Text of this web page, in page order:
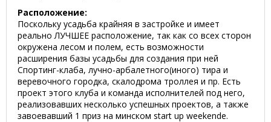
Расположение:
Поскольку усадьба крайняя в застройке и имеет
реально ЛУЧШЕЕ расположение, так как со всех сторон
окружена лесом и полем, есть возможности
расширения базы усадьбы для создания при ней
Спортинг-клаба, лучно-арбалетного(иного) тира и
веревочного городка, cкалодрома троллея и пр. Есть
проект этого клуба и команда исполнителей под него,
реализовавших несколько успешных проектов, а также
завоевавший 1 приз на минском start up weekende.